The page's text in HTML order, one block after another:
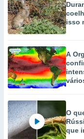
isso
A
O
que